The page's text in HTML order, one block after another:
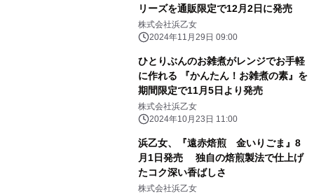
リーズを通販限定で12月2日に発売
株式会社浜乙女
2024年11月29日 09:00
ひとりぶんのお雑煮がレンジでお手軽
に作れる 『かんたん！お雑煮の素』を
期間限定で11月5日より発売
株式会社浜乙女
2024年10月23日 11:00
浜乙女、『遠赤焙煎 金いりごま』8
月1日発売 独自の焙煎製法で仕上げ
たコク深い香ばしさ
株式会社浜乙女